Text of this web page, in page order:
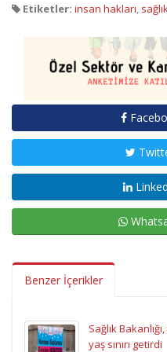
Etiketler: insan hakları,
Benzer İçerikler
Sağlık
yaş sınırı getirdi